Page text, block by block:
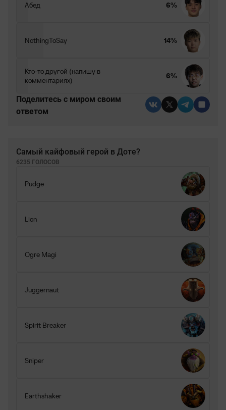
Абед 6%
NothingToSay 14%
Кто-то другой (напишу в
комментариях)
6%
Поделитесь c миром своим
ответом
Самый кайфовый герой в Доте?
6235 ГОЛОСОВ
Pudge
Lion
Ogre Magi
Juggernaut
Spirit Breaker
Sniper
Earthshaker